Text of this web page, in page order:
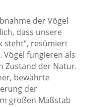
der Vögel
dass unsere
steht“, resümiert
fungieren als
Zustand der Natur.
bewährte
der
großen Maßstab